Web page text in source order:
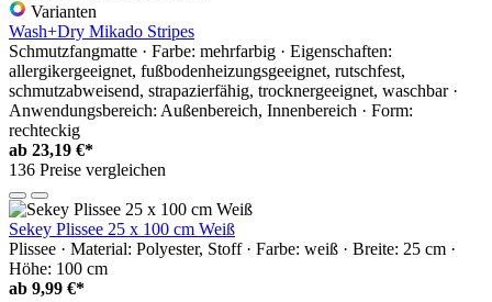
Varianten
Wash+Dry Mikado Stripes
Schmutzfangmatte · Farbe: mehrfarbig · Eigenschaften:
allergikergeeignet, fußbodenheizungsgeeignet, rutschfest,
schmutzabweisend, strapazierfähig, trocknergeeignet, waschbar ·
Anwendungsbereich: Außenbereich, Innenbereich · Form:
rechteckig
ab 23,19 €*
136 Preise vergleichen
Sekey Plissee 25 x 100 cm Weiß
Plissee · Material: Polyester, Stoff · Farbe: weiß · Breite: 25 cm ·
Höhe: 100 cm
ab 9,99 €*